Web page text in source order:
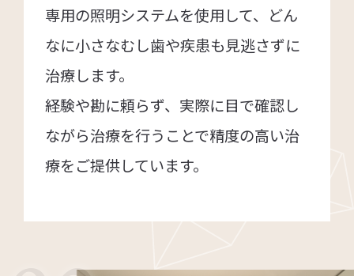
専用の照明システムを使用して、どん
なに小さなむし歯や疾患も見逃さずに
治療します。
経験や勘に頼らず、実際に目で確認し
ながら治療を行うことで精度の高い治
療をご提供しています。